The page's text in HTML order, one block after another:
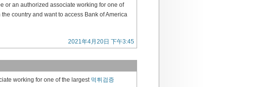
or an authorized associate working for one of
country and want to access Bank of America
2021年4月20日 下午3:45
working for one of the largest 먹튀검증